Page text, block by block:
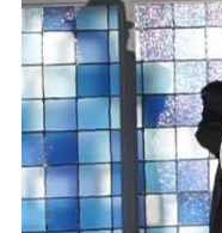
画
プ
レ
ー
ヤ
ー